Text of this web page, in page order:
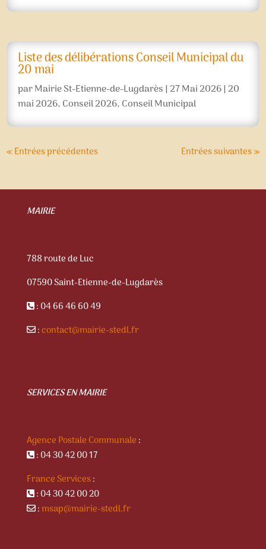
Liste des délibérations Conseil Municipal du
20 mai
parMairie St-Etienne-de-Lugdarès|27 Mai 2026|20
mai 2026, Conseil 2026, Conseil Municipal
« Entrées précédentes Entrées suivantes »
MAIRIE
788 route de Luc
07590 Saint-Etienne-de-Lugdarès
: 04 66 46 60 49
:contact@mairie-stedl.fr
SERVICES EN MAIRIE
Agence Postale Communale :
: 04 30 42 00 17
France Services:
: 04 30 42 00 20
:msap@mairie-stedl.fr